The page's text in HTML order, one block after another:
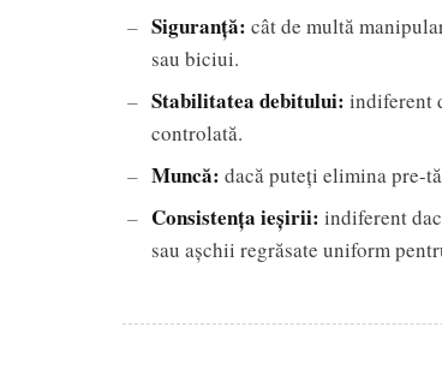
Siguranţă: cât de multă
sau biciui.
Stabilitatea debitului: indiferent
controlată.
Muncă: dacă puteți elimina pre-
Consistența ieșirii: indiferent
sau așchii regrăsate uniform